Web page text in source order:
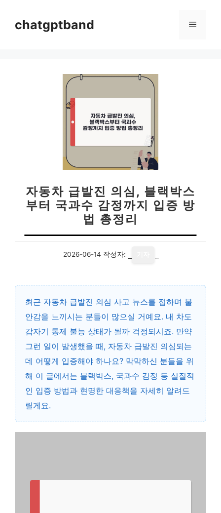
chatgptband 메
자동차 급발진 의심, 블랙박스
부터 국과수 감정까지 입증 방
법 총정리
2026-06-14 작성자:
최근 자동차 급발진 의심 사고 뉴스를 접하며 불
안감을 느끼시는 분들이 많으실 거예요. 내 차도
갑자기 통제 불능 상태가 될까 걱정되시죠. 만약
그런 일이 발생했을 때, 자동차 급발진 의심되는
데 어떻게 입증해야 하나요? 막막하신 분들을 위
해 이 글에서는 블랙박스, 국과수 감정 등 실질적
인 입증 방법과 현명한 대응책을 자세히 알려드
릴게요.